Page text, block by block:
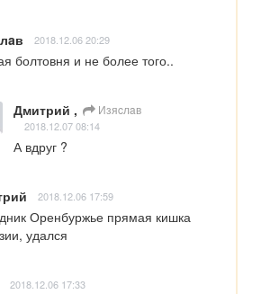
2018.12.06 20:29
болтовня и не более того..
Дмитрий , Изяcлaв
2018.12.07 08:14
А вдруг ?
2018.12.06 17:59
Оренбуржье прямая кишка
удался
2018.12.06 17:33